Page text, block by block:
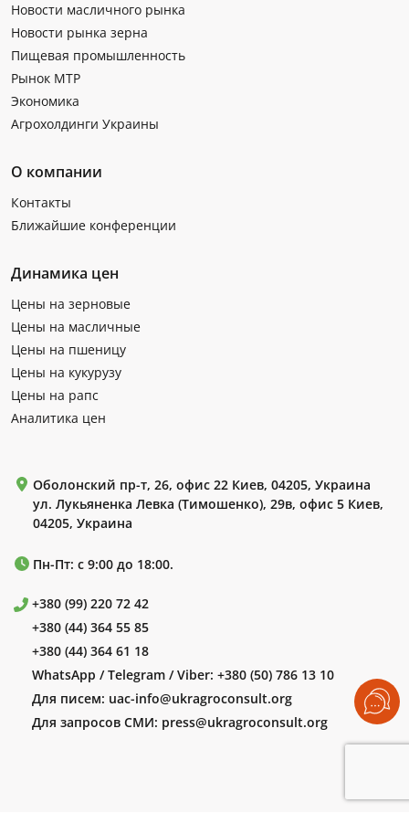
Новости масличного рынка
Новости рынка зерна
Пищевая промышленность
Рынок МТР
Экономика
Агрохолдинги Украины
О компании
Контакты
Ближайшие конференции
Динамика цен
Цены на зерновые
Цены на масличные
Цены на пшеницу
Цены на кукурузу
Цены на рапс
Аналитика цен
Оболонский пр-т, 26, офис 22 Киев, 04205, Украина
ул. Лукьяненка Левка (Тимошенко), 29в, офис 5 Киев,
04205, Украина
Пн-Пт: с 9:00 до 18:00.
+380 (99) 220 72 42
+380 (44) 364 55 85
+380 (44) 364 61 18
WhatsApp / Telegram / Viber: +380 (50) 786 13 10
Для писем: uac-info@ukragroconsult.org
Для запросов СМИ: press@ukragroconsult.org